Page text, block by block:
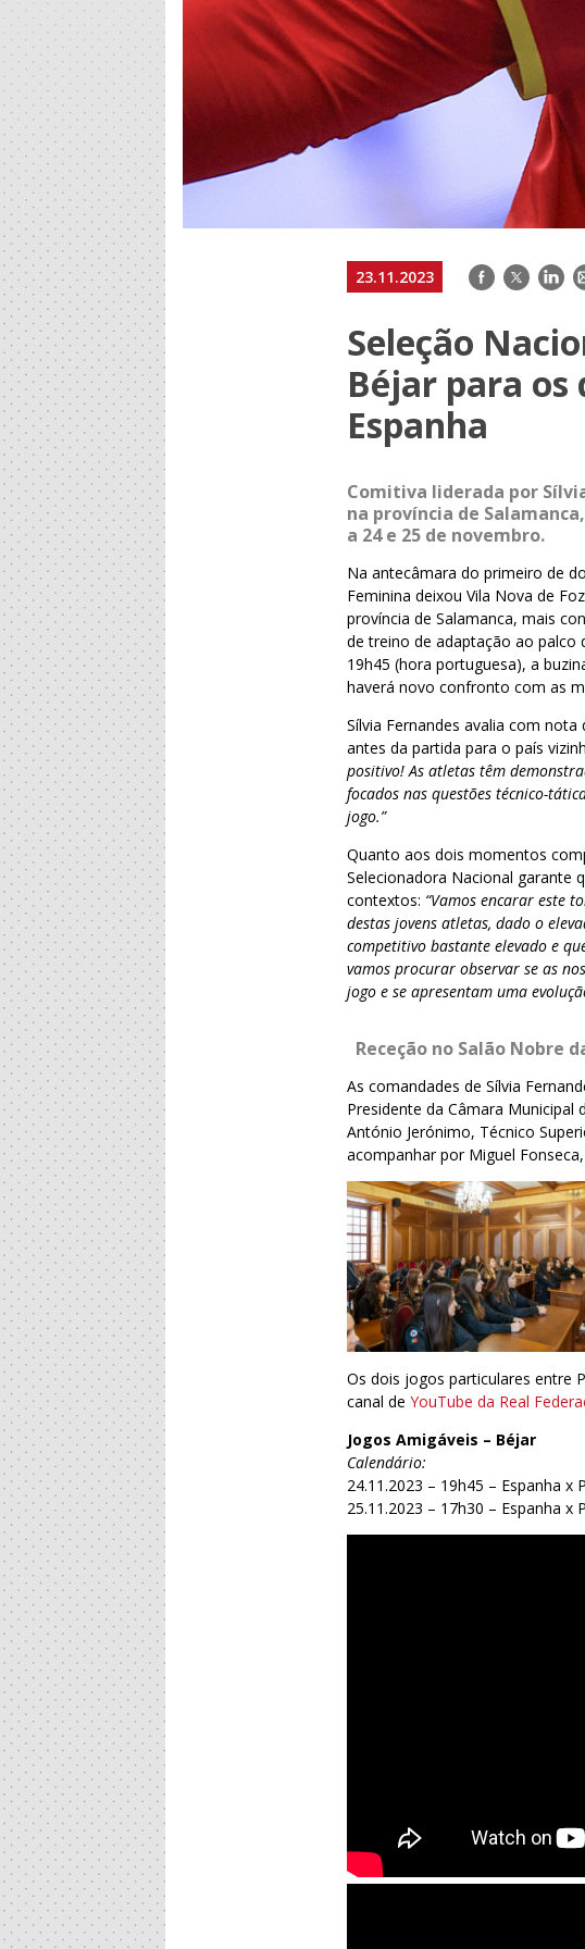
23.11.2023 Facebook
Twitter
Seleção
Béjar para
Espanha
Comitiva liderada por
na província de
a 24 e 25 de novembro.
Na antecâmara do primeiro de
Feminina deixou Vila Nova de
província de Salamanca, mais
de treino de adaptação ao palco
19h45 (hora portuguesa), a
haverá novo confronto com as
Sílvia Fernandes avalia com
antes da partida para o país
positivo! As atletas têm
focados nas questões técnico-
jogo.”
Quanto aos dois momentos
Selecionadora Nacional garante
contextos: “Vamos encarar este
destas jovens atletas, dado o
competitivo bastante elevado e
vamos procurar observar se as
jogo e se apresentam uma
Receção no Salão Nobre
As comandades de Sílvia
Presidente da Câmara Municipal
António Jerónimo, Técnico
acompanhar por Miguel
Os dois jogos particulares entre
canal deYouTube da Real
Jogos Amigáveis – Béjar
Calendário:
24.11.2023 – 19h45 – Espanha x
25.11.2023 – 17h30 – Espanha x